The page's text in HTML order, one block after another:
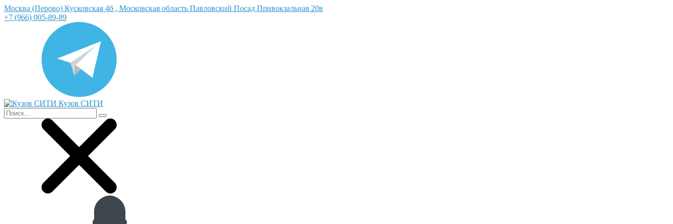
Москва (Перово) Кусковская 4б , Московская область Павловский Посад Привокзальная 20в
+7 (966) 005-89-89
Кузов СИТИ